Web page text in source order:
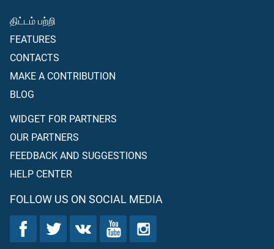
திட்டம் பற்றி
FEATURES
CONTACTS
MAKE A CONTRIBUTION
BLOG
WIDGET FOR PARTNERS
OUR PARTNERS
FEEDBACK AND SUGGESTIONS
HELP CENTER
FOLLOW US ON SOCIAL MEDIA